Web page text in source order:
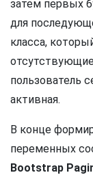
затем первых
для
класса,
пользователь
активная.
В конце
переменных
Bootstrap